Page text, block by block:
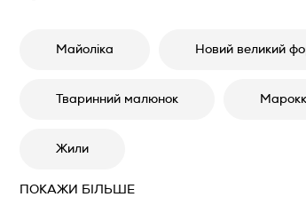
Майоліка Новий великий
Тваринний малюнок
Жили
ПОКАЖИ БІЛЬШЕ